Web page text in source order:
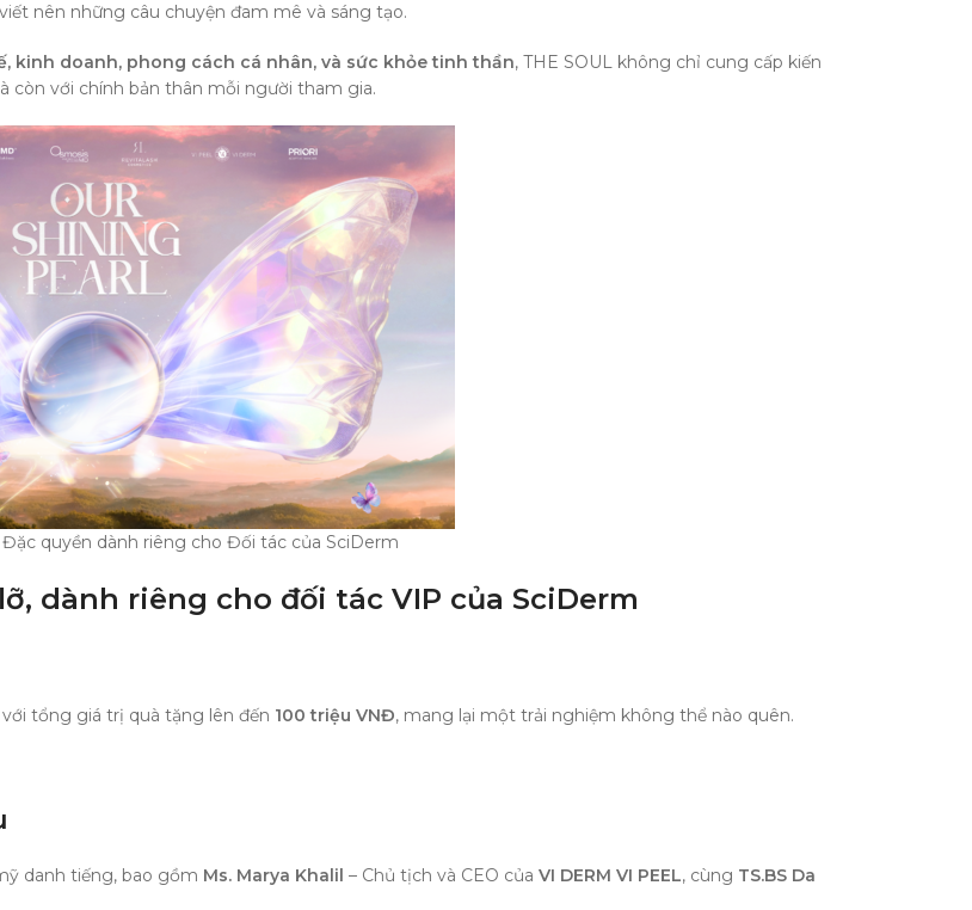
nên những câu chuyện đam mê và sáng tạo.
kinh doanh, phong cách cá nhân, và sức khỏe tinh thần, THE SOUL không chỉ cung cấp kiến
còn với chính bản thân mỗi người tham gia.
Đặc quyền dành riêng cho Đối tác của SciDerm
dành riêng cho đối tác VIP của SciDerm
tổng giá trị quà tặng lên đến 100 triệu VNĐ, mang lại một trải nghiệm không thể nào quên.
danh tiếng, bao gồm Ms. Marya Khalil – Chủ tịch và CEO của VI DERM VI PEEL, cùng TS.BS Da